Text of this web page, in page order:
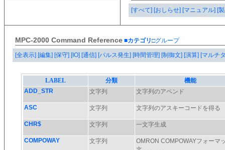
[すべて] [おしらせ] [マニュアル] [
MPC-2000 Command Reference ■カテゴリ□グループ
[全表示] [編集] [保守] [IO] [通信] [パルス発生] [時間管理] [制御文] [演算] [マルチ